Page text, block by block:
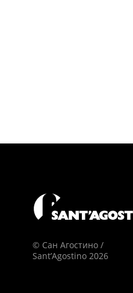
© Сан Агостино /
Sant’Agostino 2026